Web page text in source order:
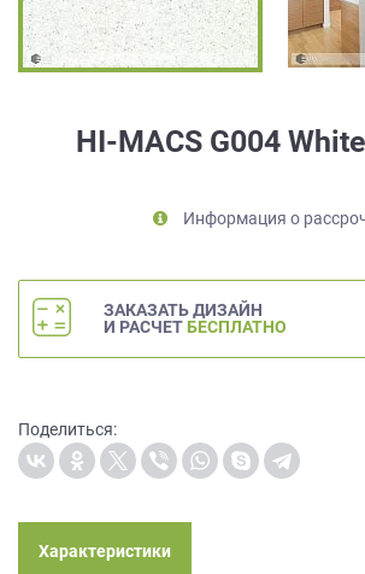
HI-MACS G004
Информация о
ЗАКАЗАТЬ ДИЗАЙН
И РАСЧЕТ БЕСПЛАТНО
Поделиться:
Характеристики
обработку
персональных
метрическими
программами
условиях
Политики
персональных
данных.